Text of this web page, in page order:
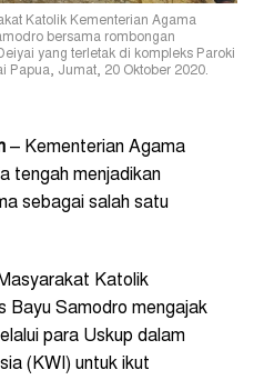
Katolik Kementerian Agama
bersama rombongan
yang terletak di kompleks Paroki
Papua, Jumat, 20 Oktober 2020.
– Kementerian Agama
tengah menjadikan
sebagai salah satu
Katolik
Bayu Samodro mengajak
para Uskup dalam
(KWI) untuk ikut